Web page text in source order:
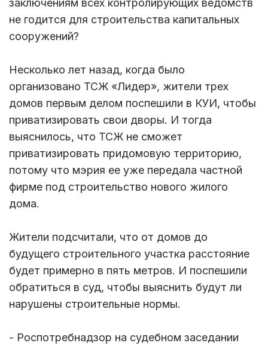
не годится для строительства капитальных
сооружений?
Несколько лет назад, когда было
организовано ТСЖ «Лидер», жители трех
домов первым делом поспешили в КУИ, чтобы
приватизировать свои дворы. И тогда
выяснилось, что ТСЖ не сможет
приватизировать придомовую территорию,
потому что мэрия ее уже передала частной
фирме под строительство нового жилого
дома.
Жители подсчитали, что от домов до
будущего строительного участка расстояние
будет примерно в пять метров. И поспешили
обратиться в суд, чтобы выяснить будут ли
нарушены строительные нормы.
- Роспотребнадзор на судебном заседании